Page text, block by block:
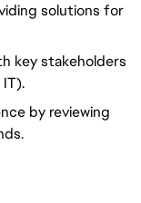
solutions for
key stakeholders
by reviewing